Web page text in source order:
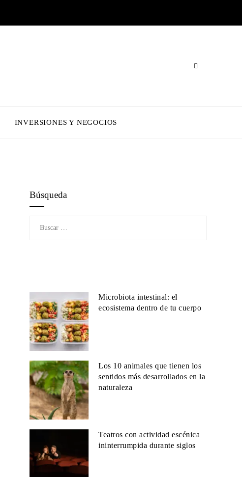
INVERSIONES Y NEGOCIOS
Búsqueda
Microbiota intestinal: el
ecosistema dentro de tu cuerpo
Los 10 animales que tienen los
sentidos más desarrollados en la
naturaleza
Teatros con actividad escénica
ininterrumpida durante siglos